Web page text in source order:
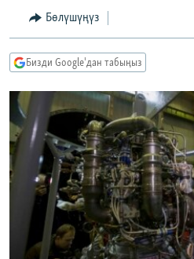
БҮГҮН АЗАТТЫКТА
ДАНИСТЕ
ЭЖЕ-СИҢДИЛЕР
АЗАТТЫК+
ЫҢГАЙСЫЗ СУРООЛОР
ПОДКАСТ
Русский
ОНЛАЙН ШЕРИНЕ
ЭЕ/АРнун бардык сайттары
Бөлүшүңүз
Бизди Google'дан табыңыз